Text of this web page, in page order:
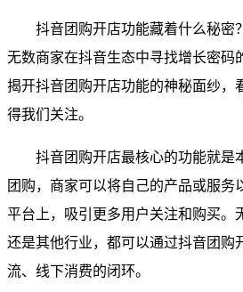
抖音团购开店功能藏着什么秘密
无数商家在抖音生态中寻找增长密码
揭开抖音团购开店功能的神秘面纱，
得我们关注。
抖音团购开店最核心的功能就是
团购，商家可以将自己的产品或服务
平台上，吸引更多用户关注和购买。
还是其他行业，都可以通过抖音团购
流、线下消费的闭环。